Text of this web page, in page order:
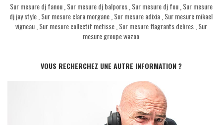
Sur mesure dj fanou, Sur mesure dj balpores, Sur mesure dj fou, Sur mesure
dj jay style Sur mesure clara morgane Sur mesure adixia Sur mesure mikael
vigneau, Sur mesure collectif metisse, Sur mesure flagrants delires, Sur
mesure groupe wazoo
VOUS RECHERCHEZ UNE AUTRE INFORMATION ?